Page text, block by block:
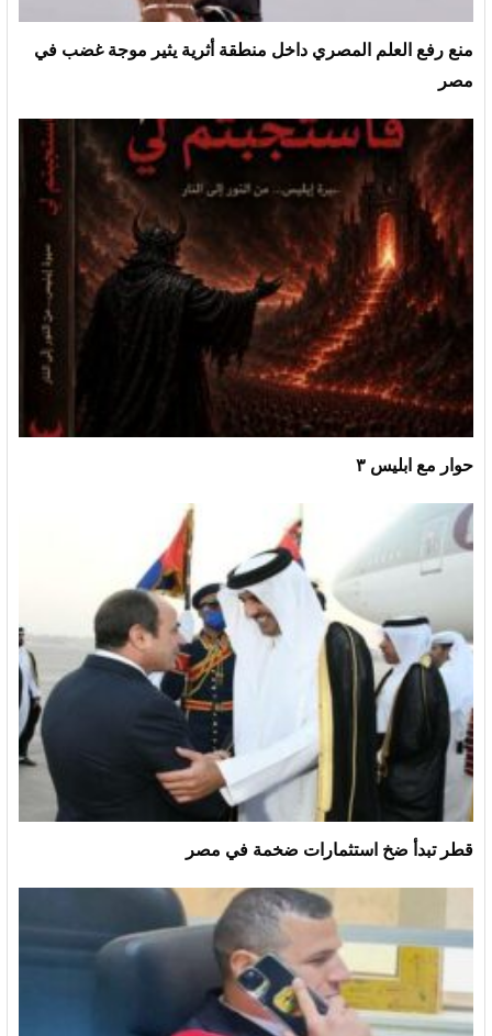
منع رفع العلم المصري داخل منطقة أثرية يثير موجة غضب في
مصر
حوار مع ابليس ٣
قطر تبدأ ضخ استثمارات ضخمة في مصر